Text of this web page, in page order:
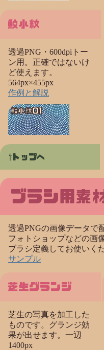
鮫小紋
透過PNG・600dpiトー
ン用。正確ではないけ
ど使えます。
564px×455px
作例と解説
鮫小紋01
トップへ
ブラシ用素
透過PNGの画像データで
フォトショップなどの画
ブラシ定義してお使いく
サンプル
芝生グランジ
芝生の写真を加工した
ものです。グランジ効
果が出せます。一辺
1400px